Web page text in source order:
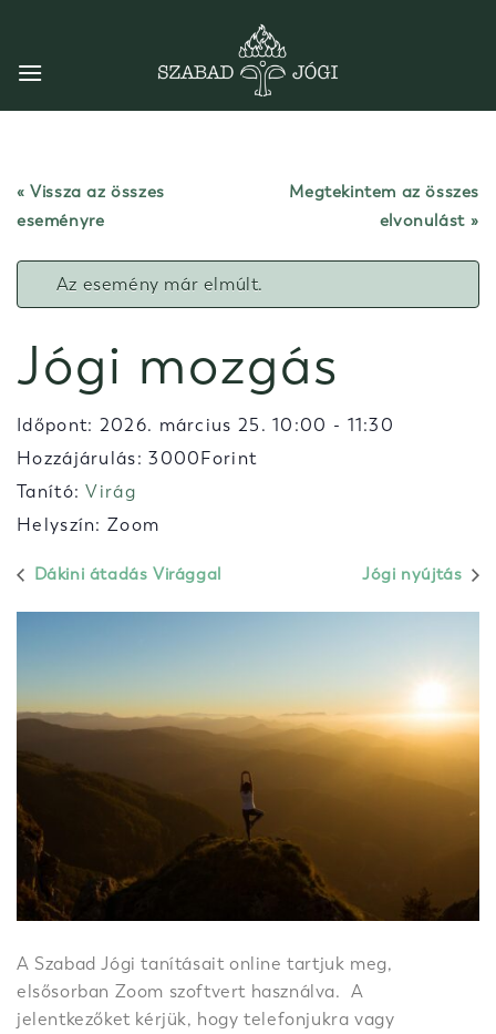
content
« Vissza az összes
eseményre
Megtekintem az összes
elvonulást
Az esemény már elmúlt.
Jógi mozgás
Időpont: 2026. március 25. 10:00 - 11:30
Hozzájárulás: 3000Forint
Tanító:Virág
Helyszín: Zoom
Dákini átadás Virággal Jógi nyújtás
A Szabad Jógi tanításait online tartjuk meg,
elsősorban Zoom szoftvert használva. A
jelentkezőket kérjük, hogy telefonjukra vagy